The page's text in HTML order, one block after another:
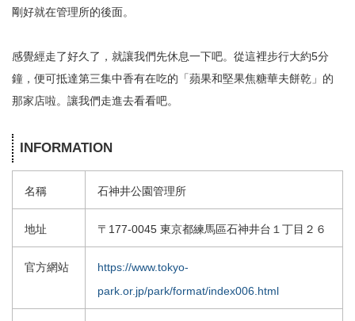
剛好就在管理所的後面。
感覺經走了好久了，就讓我們先休息一下吧。從這裡步行大約5分
鐘，便可抵達第三集中香有在吃的「蘋果和堅果焦糖華夫餅乾」的
那家店啦。讓我們走進去看看吧。
INFORMATION
名稱 石神井公園管理所
地址 〒177-0045 東京都練馬區石神井台１丁目２６
官方網站
https://www.tokyo-
park.or.jp/park/format/index006.html